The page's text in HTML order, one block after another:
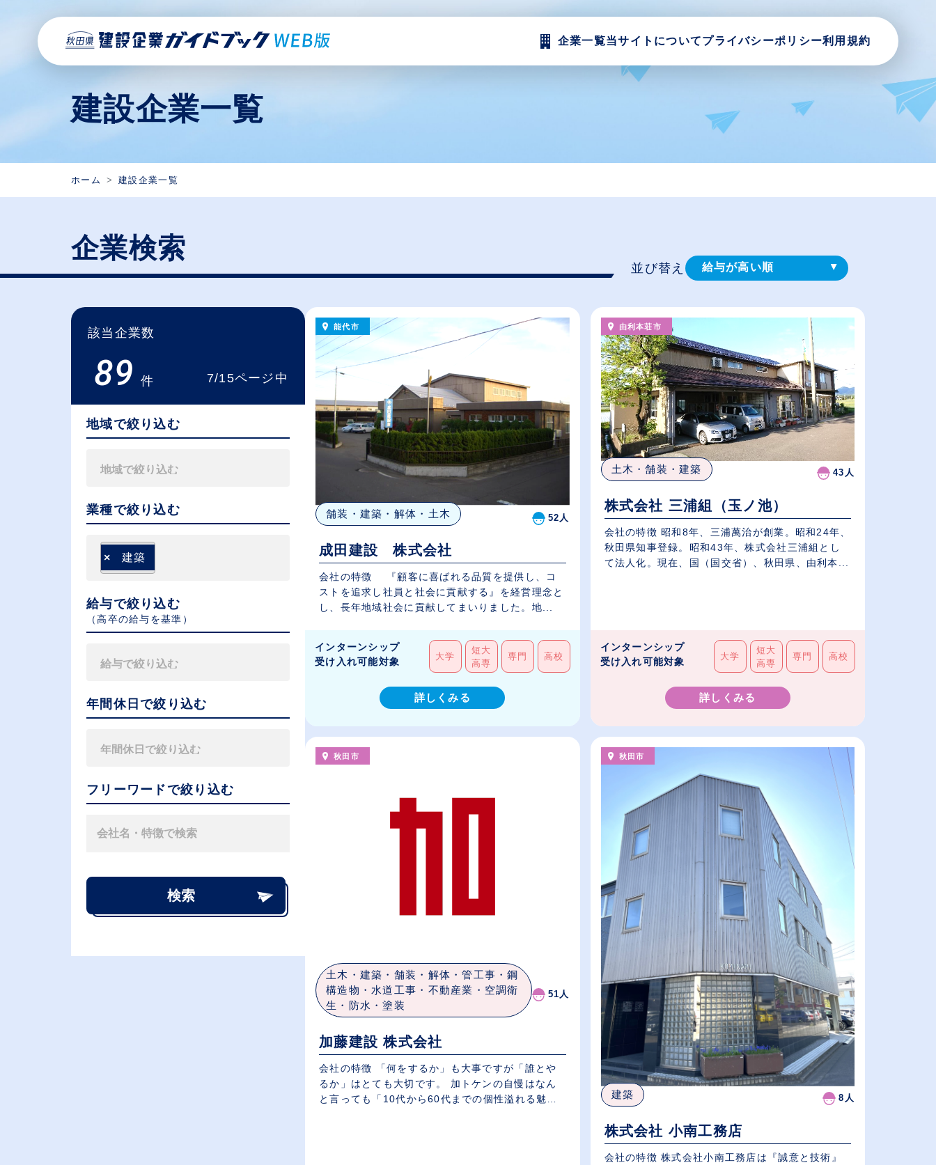
企業一覧当サイトについてプライバシーポリシー利用規約
建設企業一覧
ホーム 建設企業一覧
企業検索
該当企業数
89 件 7/15ページ中
地域で絞り込む
業種で絞り込む
× 建築
給与で絞り込む
（⾼卒の給与を基準）
年間休日で絞り込む
フリーワードで絞り込む
検索
並び替え 給与が高い順
休日数が多い順
能代市
舗装・建築・解体・土木 52人
成田建設 株式会社
会社の特徴 『顧客に喜ばれる品質を提供し、コ
ストを追求し社員と社会に貢献する』を経営理念と
し、長年地域社会に貢献してまいりました。地...
インターンシップ
受け入れ可能対象
大学
短大
高専
専門 高校
詳しくみる
由利本荘市
土木・舗装・建築 43人
株式会社 三浦組（玉ノ池）
会社の特徴 昭和8年、三浦萬治が創業。昭和24年、
秋田県知事登録。昭和43年、株式会社三浦組とし
て法人化。現在、国（国交省）、秋田県、由利本...
インターンシップ
受け入れ可能対象
大学
短大
高専
専門 高校
詳しくみる
秋田市
土木・建築・舗装・解体・管工事・鋼
構造物・水道工事・不動産業・空調衛
生・防水・塗装
51人
加藤建設 株式会社
会社の特徴 「何をするか」も大事ですが「誰とや
るか」はとても大切です。 加トケンの自慢はなん
と言っても「10代から60代までの個性溢れる魅
秋田市
建築 8人
株式会社 小南工務店
会社の特徴 株式会社小南工務店は『誠意と技術』